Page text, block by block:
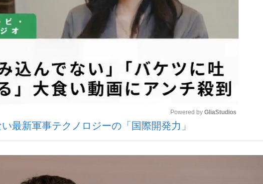
圭佑が初めて明かした日本代表監督に... 「最悪の空気のまま解散
雄一郎
#亀和田武
Mute
Powered by GliaStudios
最新軍事テクノロジーの「国際開発力」